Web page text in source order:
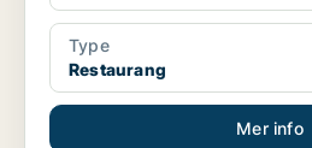
Type
Restaurang
Mer info